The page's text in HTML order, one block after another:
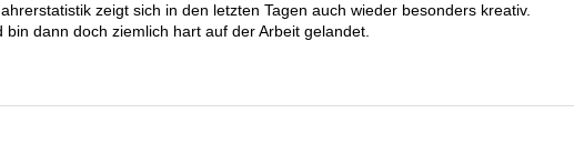
zeigt sich in den letzten Tagen auch wieder besonders kreativ.
dann doch ziemlich hart auf der Arbeit gelandet.